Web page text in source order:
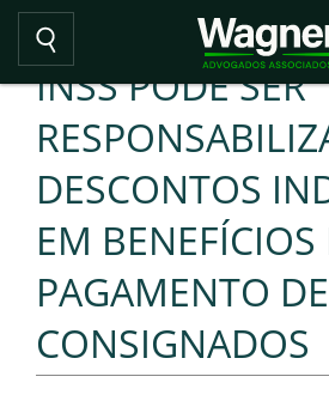
INSS PODE SER
DESCONTOS
EM BENEFÍCIOS
PAGAMENTO DE
CONSIGNADOS